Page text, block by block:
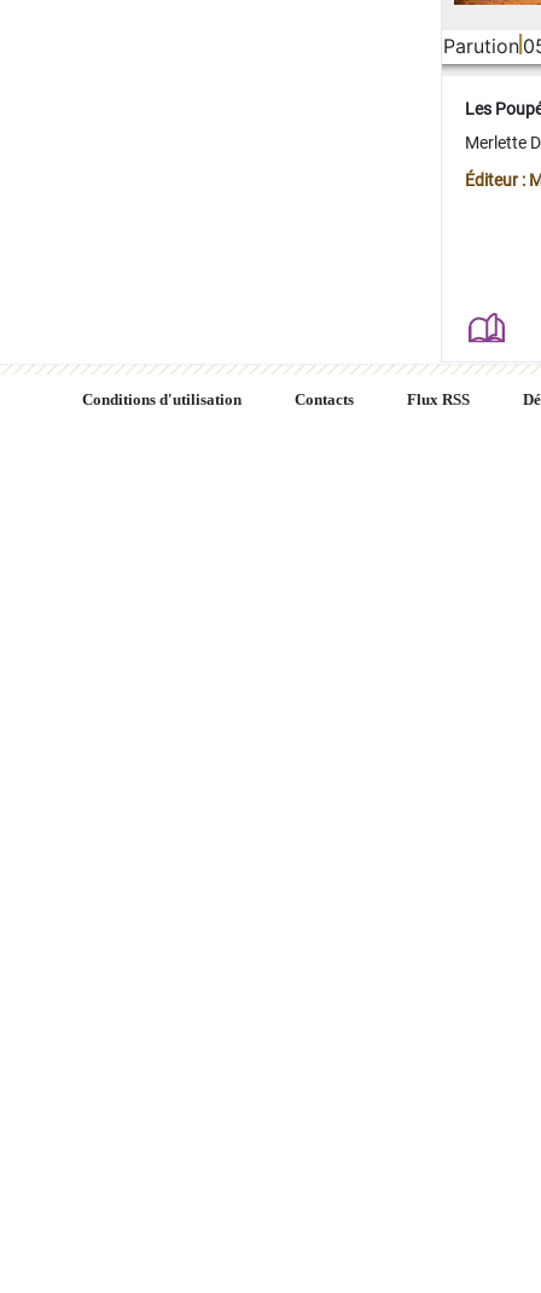
Parution
Les
Merlette
Éditeur :
Conditions d'utilisation Contacts Flux RSS